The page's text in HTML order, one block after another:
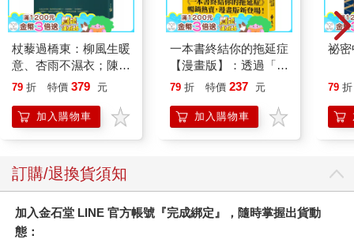
杖藜過橋東：柳風生暖
意、杏雨不濕衣；陳亮
恭談以心轉境的適齡漫
79 折 特價 379 元
加入購物車
一本書終結你的拖延症
【漫畫版】：透過「小
行動」打開大腦的行動
「行動派」的37個科
學方法
79 折 特價 237 元
加入購物車
祕
79 折
訂購/退換貨須知
加入金石堂 LINE 官方帳號『完成綁定』，隨時掌握出貨動
態：